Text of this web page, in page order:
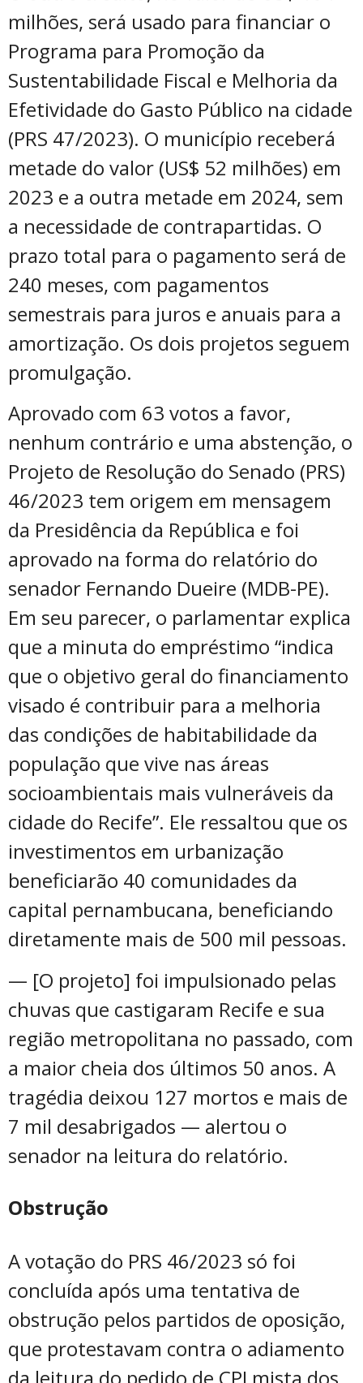
milhões, será usado para financiar o
Programa para Promoção da
Sustentabilidade Fiscal e Melhoria da
Efetividade do Gasto Público na cidade
(PRS 47/2023). O município receberá
metade do valor (US$ 52 milhões) em
2023 e a outra metade em 2024, sem
a necessidade de contrapartidas. O
prazo total para o pagamento será de
240 meses, com pagamentos
semestrais para juros e anuais para a
amortização. Os dois projetos seguem
promulgação.
Aprovado com 63 votos a favor,
nenhum contrário e uma abstenção, o
Projeto de Resolução do Senado (PRS)
46/2023 tem origem em mensagem
da Presidência da República e foi
aprovado na forma do relatório do
senador Fernando Dueire (MDB-PE).
Em seu parecer, o parlamentar explica
que a minuta do empréstimo “indica
que o objetivo geral do financiamento
visado é contribuir para a melhoria
das condições de habitabilidade da
população que vive nas áreas
socioambientais mais vulneráveis da
cidade do Recife”. Ele ressaltou que os
investimentos em urbanização
beneficiarão 40 comunidades da
capital pernambucana, beneficiando
diretamente mais de 500 mil pessoas.
— [O projeto] foi impulsionado pelas
chuvas que castigaram Recife e sua
região metropolitana no passado, com
a maior cheia dos últimos 50 anos. A
tragédia deixou 127 mortos e mais de
7 mil desabrigados — alertou o
senador na leitura do relatório.
Obstrução
A votação do PRS 46/2023 só foi
concluída após uma tentativa de
obstrução pelos partidos de oposição,
que protestavam contra o adiamento